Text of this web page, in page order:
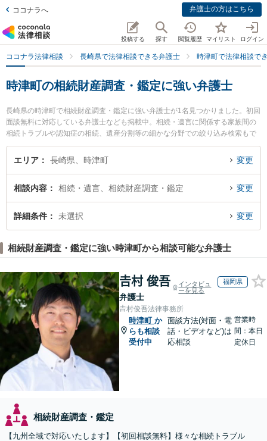
ココナラへ 弁護士の方はこちら
投稿する 探す 閲覧履歴 マイリスト ログイン
ココナラ法律相談 長崎県で法律相談できる弁護士 時津町で法律相談で
時津町の相続財産調査・鑑定に強い弁護士
長崎県の時津町で相続財産調査・鑑定に強い弁護士が1名見つかりました。初回
面談無料に対応している弁護士なども掲載中。相続・遺言に関係する家族間の
相続トラブルや認知症の相続、遺産分割等の細かな分野での絞り込み検索もで
き便利です。特に弁護士法人大村綜合法律事務所 時津オフィスの加藤 貴大弁護
士のプロフィール情報や弁護士費用、強みなどが注目されています。『時津町
検索したい』『初回相談無料で相続財産調査・鑑定を法律相談できる時津町内
の弁護士に相談予約したい』などでお困りの相談者さんにおすすめです。
エリア 長崎県、時津町 変更
相談内容 相続・遺言、相続財産調査・鑑定 変更
詳細条件 未選択 変更
相続財産調査・鑑定に強い時津町から相談可能な弁護士
𠮷村 俊吾
弁護士
インタビュ
ーを見る
福岡県
𠮷村俊吾法律事務所
時津町 か
らも相談
受付中
面談方法(対面・電
話・ビデオなど)は
応相談
営業時
間：本日
定休日
相続財産調査・鑑定
【九州全域で対応いたします】【初回相談無料】様々な相続トラブル